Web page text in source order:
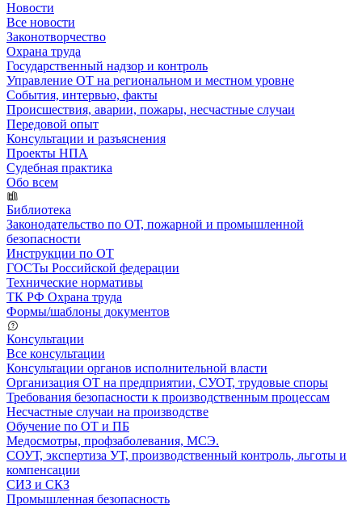
Новости
Все новости
Законотворчество
Охрана труда
Государственный надзор и контроль
Управление ОТ на региональном и местном уровне
События, интервью, факты
Происшествия, аварии, пожары, несчастные случаи
Передовой опыт
Консультации и разъяснения
Проекты НПА
Судебная практика
Обо всем
Библиотека
Законодательство по ОТ, пожарной и промышленной
безопасности
Инструкции по ОТ
ГОСТы Российской федерации
Технические нормативы
ТК РФ Охрана труда
Формы/шаблоны документов
Консультации
Все консультации
Консультации органов исполнительной власти
Организация ОТ на предприятии, СУОТ, трудовые споры
Требования безопасности к производственным процессам
Несчастные случаи на производстве
Обучение по ОТ и ПБ
Медосмотры, профзаболевания, МСЭ.
СОУТ, экспертиза УТ, производственный контроль, льготы и
компенсации
СИЗ и СКЗ
Промышленная безопасность